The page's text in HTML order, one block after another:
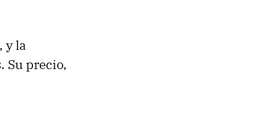
, y la
Su precio,